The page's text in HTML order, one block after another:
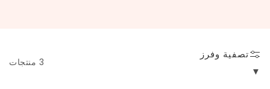
وتصفية وفرز
3 منتجات